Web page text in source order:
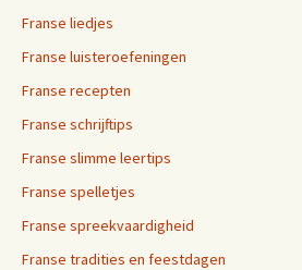
Franse liedjes
Franse luisteroefeningen
Franse recepten
Franse schrijftips
Franse slimme leertips
Franse spelletjes
Franse spreekvaardigheid
Franse tradities en feestdagen